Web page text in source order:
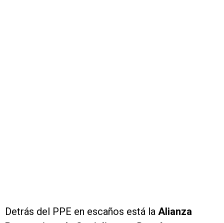
Detrás del PPE en escaños está la Alianza